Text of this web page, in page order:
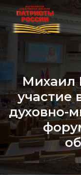
Михаил
участие
духовно-